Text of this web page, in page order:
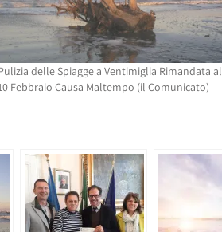
delle Spiagge a Ventimiglia Rimandata al
Febbraio Causa Maltempo (il Comunicato)